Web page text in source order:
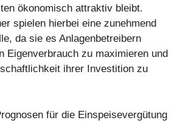
ökonomisch attraktiv bleibt.
spielen hierbei eine zunehmend
da sie es Anlagenbetreibern
Eigenverbrauch zu maximieren und
ihrer Investition zu
für die Einspeisevergütung